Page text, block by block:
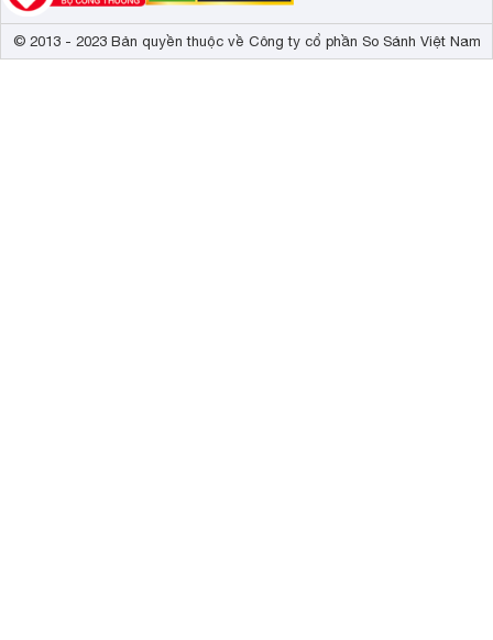
© 2013 - 2023 Bản quyền thuộc về Công ty cổ phần So Sánh Việt Nam